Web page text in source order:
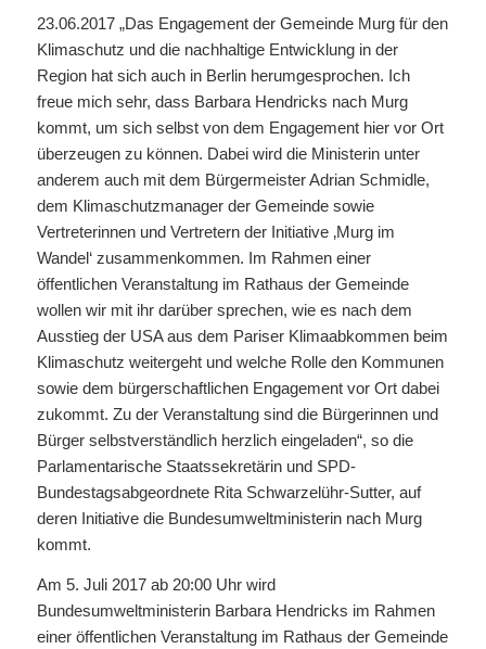
23.06.2017 „Das Engagement der Gemeinde Murg für den
Klimaschutz und die nachhaltige Entwicklung in der
Region hat sich auch in Berlin herumgesprochen. Ich
freue mich sehr, dass Barbara Hendricks nach Murg
kommt, um sich selbst von dem Engagement hier vor Ort
überzeugen zu können. Dabei wird die Ministerin unter
anderem auch mit dem Bürgermeister Adrian Schmidle,
dem Klimaschutzmanager der Gemeinde sowie
Vertreterinnen und Vertretern der Initiative ‚Murg im
Wandel‘ zusammenkommen. Im Rahmen einer
öffentlichen Veranstaltung im Rathaus der Gemeinde
wollen wir mit ihr darüber sprechen, wie es nach dem
Ausstieg der USA aus dem Pariser Klimaabkommen beim
Klimaschutz weitergeht und welche Rolle den Kommunen
sowie dem bürgerschaftlichen Engagement vor Ort dabei
zukommt. Zu der Veranstaltung sind die Bürgerinnen und
Bürger selbstverständlich herzlich eingeladen“, so die
Parlamentarische Staatssekretärin und SPD-
Bundestagsabgeordnete Rita Schwarzelühr-Sutter, auf
deren Initiative die Bundesumweltministerin nach Murg
kommt.
Am 5. Juli 2017 ab 20:00 Uhr wird
Bundesumweltministerin Barbara Hendricks im Rahmen
einer öffentlichen Veranstaltung im Rathaus der Gemeinde